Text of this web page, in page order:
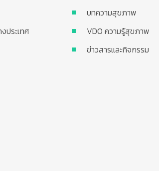
ประเทศ
บทความสุขภาพ
VDO ความรู้สุขภาพ
ข่าวสารและกิจกรรม